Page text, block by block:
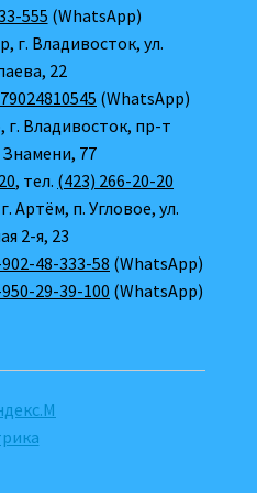
555 (WhatsApp)
г. Владивосток, ул.
22
(WhatsApp)
г. Владивосток, пр-т
77
, тел. (423) 266-20-20
Артём, п. Угловое, ул.
2-я, 23
48-333-58 (WhatsApp)
29-39-100 (WhatsApp)